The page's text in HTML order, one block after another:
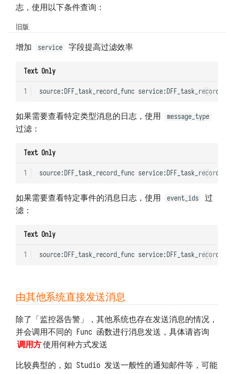
志，使用以下条件查询：
旧版
增加 service 字段提高过滤效率
Text Only
1
如果需要查看特定类型消息的日志，使用 message_type
过滤：
Text Only
1
如果需要查看特定事件的消息日志，使用 event_ids
过
滤：
Text Only
1
由其他系统直接发送消息
除了「监控器告警」，其他系统也存在发送消息的情况，
并会调用不同的 Func 函数进行消息发送，具体请咨询
调用方使用何种方式发送
比较典型的，如 Studio 发送一般性的通知邮件等，可能